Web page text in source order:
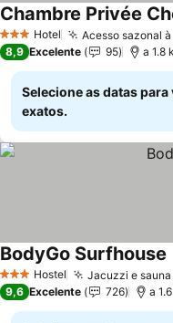
3 EstrelasHotel Acesso sazonal
Chambre Privée
8,9 Excelente 95 a 1.8
Selecione as datas
exatos.
3 EstrelasHostel Jacuzzi e
BodyGo Surfhouse
9,6 Excelente 726 a